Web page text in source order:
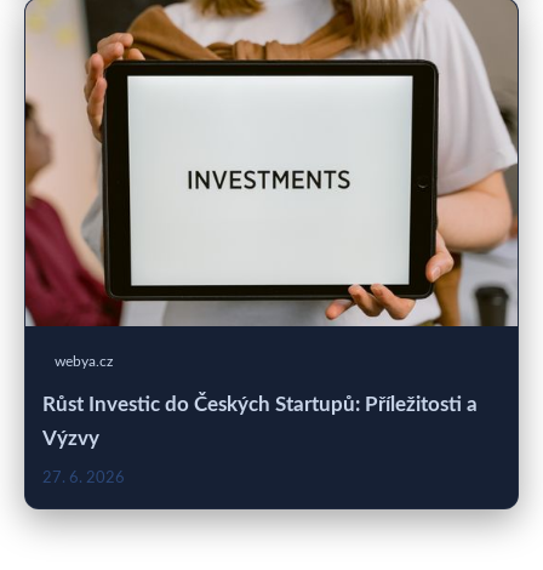
webya.cz
Růst Investic do Českých Startupů: Příležitosti a
Výzvy
27. 6. 2026